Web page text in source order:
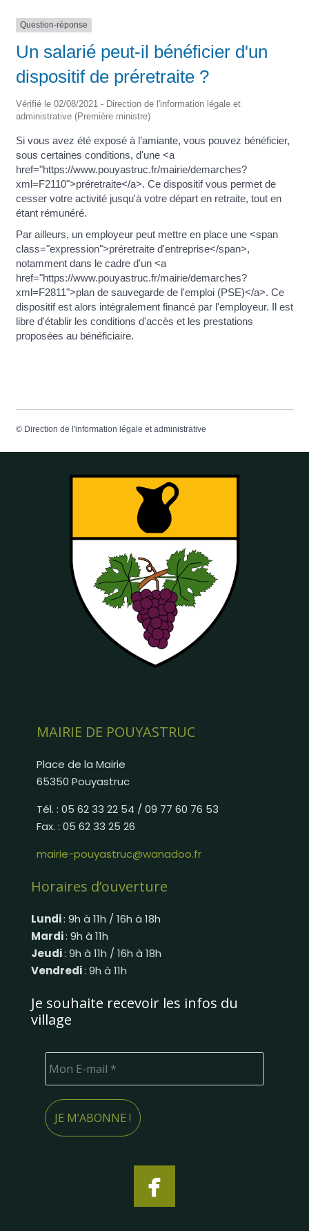
Question-réponse
Un salarié peut-il bénéficier d'un
dispositif de préretraite ?
Vérifié le 02/08/2021 - Direction de l'information légale et
administrative (Première ministre)
Si vous avez été exposé à l’amiante, vous pouvez bénéficier,
sous certaines conditions, d'une <a
href="https://www.pouyastruc.fr/mairie/demarches?
xml=F2110">préretraite</a>. Ce dispositif vous permet de
cesser votre activité jusqu'à votre départ en retraite, tout en
étant rémunéré.
Par ailleurs, un employeur peut mettre en place une <span
class="expression">préretraite d'entreprise</span>,
notamment dans le cadre d'un <a
href="https://www.pouyastruc.fr/mairie/demarches?
xml=F2811">plan de sauvegarde de l'emploi (PSE)</a>. Ce
dispositif est alors intégralement financé par l'employeur. Il est
libre d'établir les conditions d'accès et les prestations
proposées au bénéficiaire.
© Direction de l'information légale et administrative
MAIRIE DE POUYASTRUC
Place de la Mairie
65350 Pouyastruc
Tél. : 05 62 33 22 54 / 09 77 60 76 53
Fax. : 05 62 33 25 26
mairie-pouyastruc@wanadoo.fr
Horaires d’ouverture
Lundi: 9h à 11h / 16h à 18h
Mardi: 9h à 11h
Jeudi: 9h à 11h / 16h à 18h
Vendredi: 9h à 11h
Je souhaite recevoir les infos du
village